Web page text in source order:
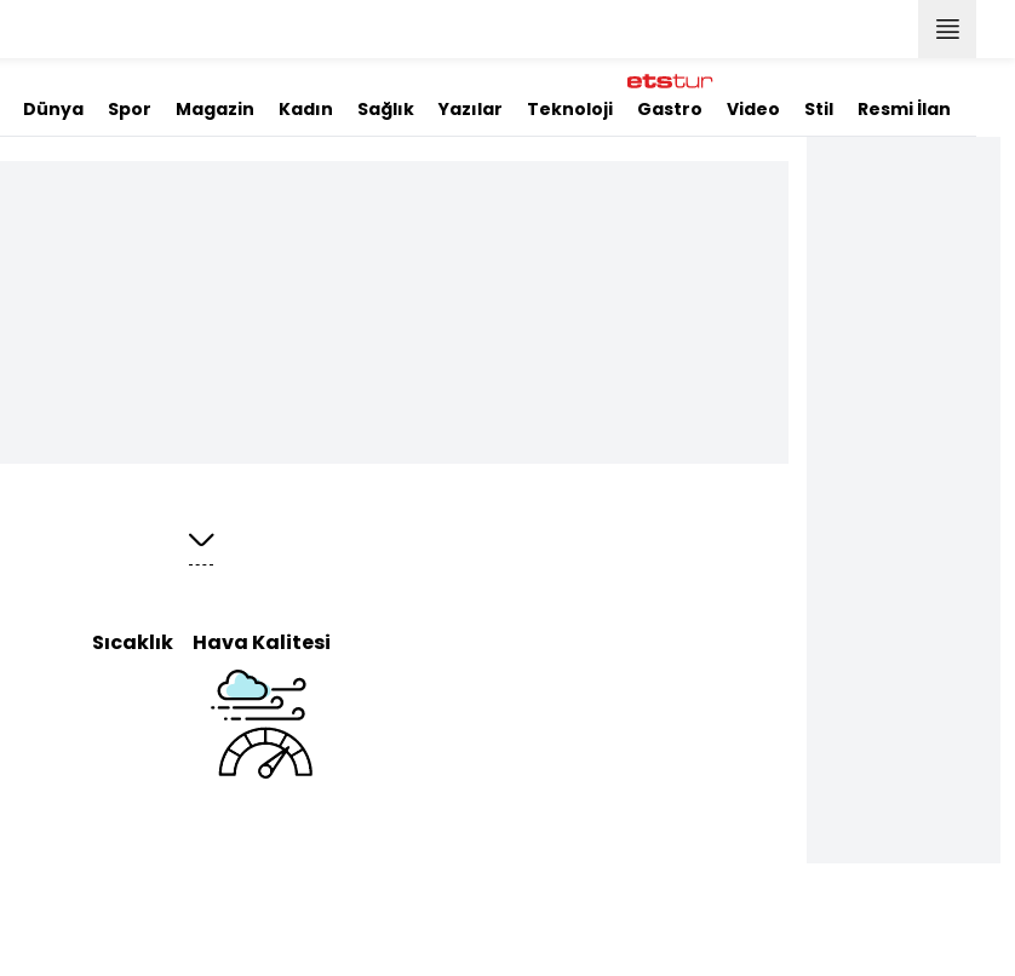
Dünya Spor Magazin Kadın Sağlık Yazılar Teknoloji Gastro Video Stil Resmi İlanlar
Sıcaklık Hava Kalitesi